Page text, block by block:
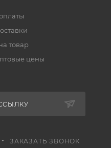
товар
цены
ЗАКАЗАТЬ ЗВОНОК